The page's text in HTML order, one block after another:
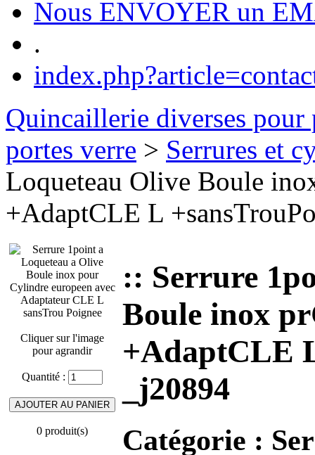
Nous ENVOYER un
.
Quincaillerie diverses pour
portes verre > Serrures et
Loqueteau Olive Boule
+AdaptCLE L
Cliquer sur l'image
pour agrandir
Quantité :
0 produit(s)
:: Serrure
Boule inox
+AdaptCLE
_j20894
Catégorie :